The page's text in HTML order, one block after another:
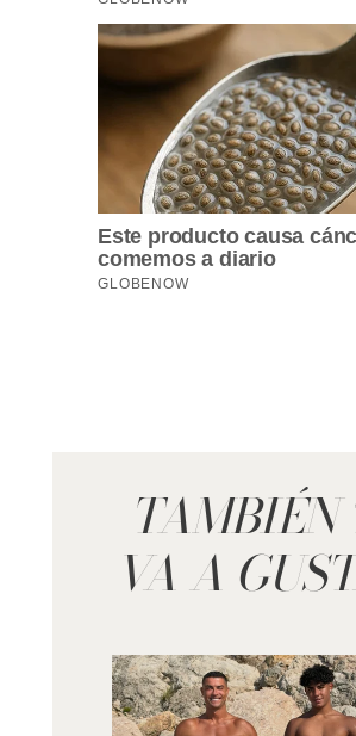
TAMBIÉN
VA A